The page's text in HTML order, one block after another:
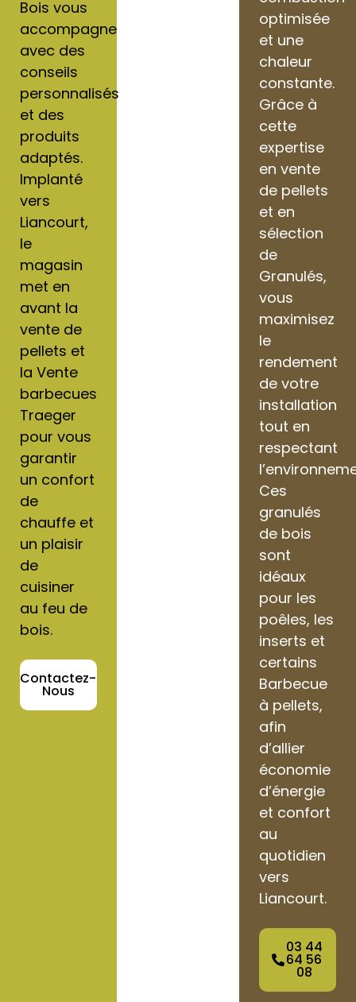
Bois vous
accompagne
avec des
conseils
personnalisés
et des
produits
adaptés.
Implanté
vers
Liancourt,
le
magasin
met en
avant la
vente de
pellets et
la Vente
barbecues
Traeger
pour vous
garantir
un confort
de
chauffe et
un plaisir
de
cuisiner
au feu de
bois.
Contactez-
Nous
optimisée
et une
chaleur
constante.
Grâce à
cette
expertise
en vente
de pellets
et en
sélection
de
Granulés,
vous
maximisez
le
rendement
de votre
installation
tout en
respectant
Ces
granulés
de bois
sont
idéaux
pour les
poêles, les
inserts et
certains
Barbecue
à pellets,
afin
d’allier
économie
d’énergie
et confort
au
quotidien
vers
Liancourt.
03 44
64 56
08